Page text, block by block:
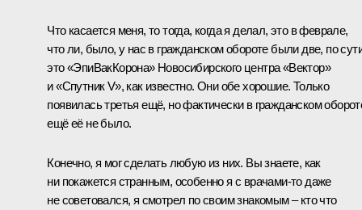
Что касается меня, то тогда, когда я делал, это в феврале,
что ли, было, у нас в гражданском обороте были две, по
это «ЭпиВакКорона» Новосибирского центра «Вектор»
и «Спутник V», как известно. Они обе хорошие. Только
появилась третья ещё, но фактически в гражданском
ещё её не было.
Конечно, я мог сделать любую из них. Вы знаете, как
ни покажется странным, особенно я с врачами-то даже
не советовался, я смотрел по своим знакомым – кто что